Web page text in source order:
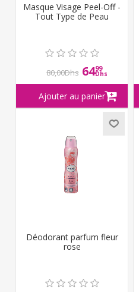
Masque Visage Peel-Off -
Tout Type de Peau
80,00Dhs 6499
Dhs
Déodorant parfum fleur
rose